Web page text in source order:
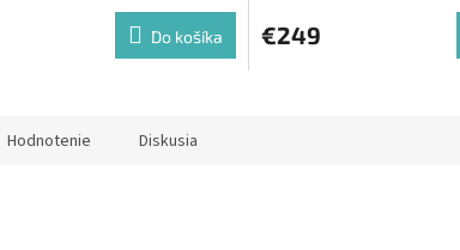
Do košíka €249
Hodnotenie Diskusia